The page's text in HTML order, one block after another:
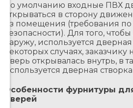
По умолчанию входные ПВХ
открываться в сторону
из помещения (требования
безопасности). Для того,
наружу, используется
некоторых случаях,
дверь открывалась внутрь, в
используется дверная створка
Особенности фурнитуры
дверей